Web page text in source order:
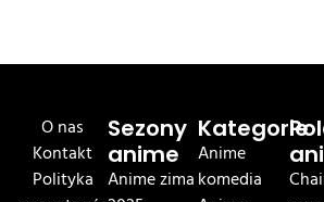
O nas
Kontakt
Polityka
Sezony
anime
Anime zima
Kategorie
Anime
komedia